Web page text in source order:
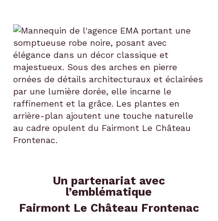
Un partenariat avec
l’emblématique
Fairmont Le Château Frontenac